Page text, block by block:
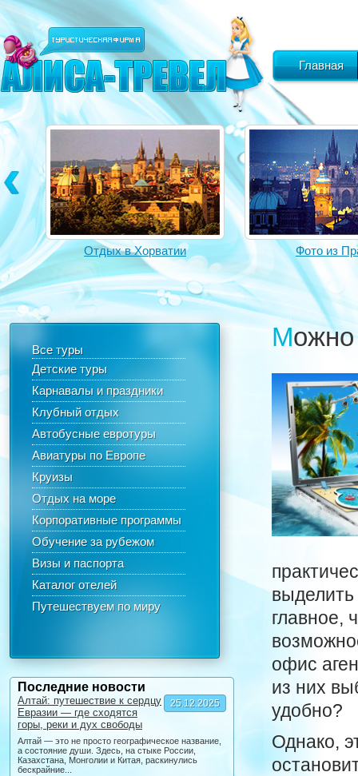
Главная
Отдых в Хорватии Фото из
Все туры
Детские туры
Карнавалы и праздники
Клубный отдых
Автобусные евротуры
Авиатуры по Европе
Круизы
Отдых на море
Корпоративные программы
Обучение за рубежом
Визы и паспорта
Каталог отелей
Путешествуем по миру
Последние новости
25.12.2025
Алтай: путешествие к сердцу
Евразии — где сходятся
горы, реки и дух свободы
Алтай — это не просто географическое название,
а состояние души. Здесь, на стыке России,
Казахстана, Монголии и Китая, раскинулись
бескрайние...
выделить
главное,
офис
из них
удобно?
Однако,